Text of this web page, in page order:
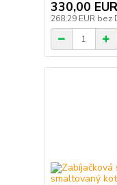
330,00 EUR
268,29 EUR bez